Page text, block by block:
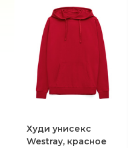
Худи унисекс
Westray, красное